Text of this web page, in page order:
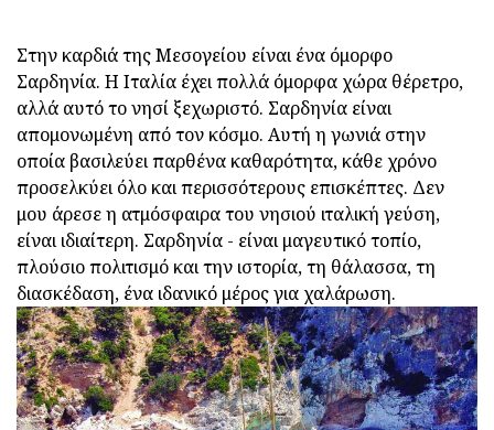
Στην καρδιά της Μεσογείου είναι ένα όμορφο
Σαρδηνία. Η Ιταλία έχει πολλά όμορφα χώρα θέρετρο,
αλλά αυτό το νησί ξεχωριστό. Σαρδηνία είναι
απομονωμένη από τον κόσμο. Αυτή η γωνιά στην
οποία βασιλεύει παρθένα καθαρότητα, κάθε χρόνο
προσελκύει όλο και περισσότερους επισκέπτες. Δεν
μου άρεσε η ατμόσφαιρα του νησιού ιταλική γεύση,
είναι ιδιαίτερη. Σαρδηνία - είναι μαγευτικό τοπίο,
πλούσιο πολιτισμό και την ιστορία, τη θάλασσα, τη
διασκέδαση, ένα ιδανικό μέρος για χαλάρωση.